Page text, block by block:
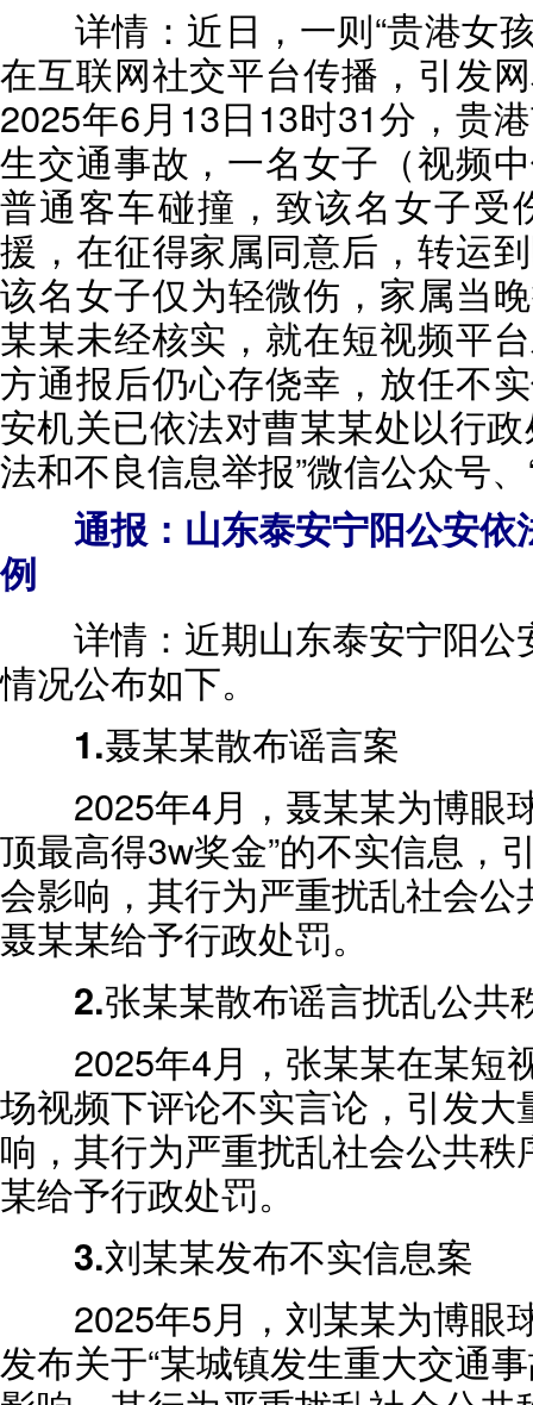
详情： 近日，一则“贵港女
在互联网社交平台传播，引发
2025年6月13日13时31分，贵
生交通事故，一名女子（视频
普通客车碰撞，致该名女子
援，在征得家属同意后，转运
该名女子仅为轻微伤，家属当
某某未经核实，就在短视频平
方通报后仍心存侥幸，放任不
安机关已依法对曹某某处以行
法和不良信息举报”微信公众号
通报：山东泰安宁阳公安依
例
详情： 近期山东泰安宁阳
情况公布如下。
1.聂某某散布谣言案
2025年4月，聂某某为博眼
顶最高得3w奖金”的不实信息，
会影响，其行为严重扰乱社会
聂某某给予行政处罚。
2.张某某散布谣言扰乱公共
2025年4月，张某某在某短
场视频下评论不实言论，引发
响，其行为严重扰乱社会公共
某给予行政处罚。
3.刘某某发布不实信息案
2025年5月，刘某某为博眼
发布关于“某城镇发生重大交通